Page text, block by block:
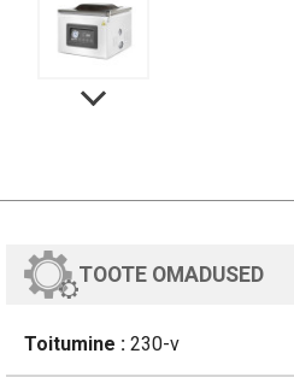
TOOTE OMADUSED
Toitumine : 230-v